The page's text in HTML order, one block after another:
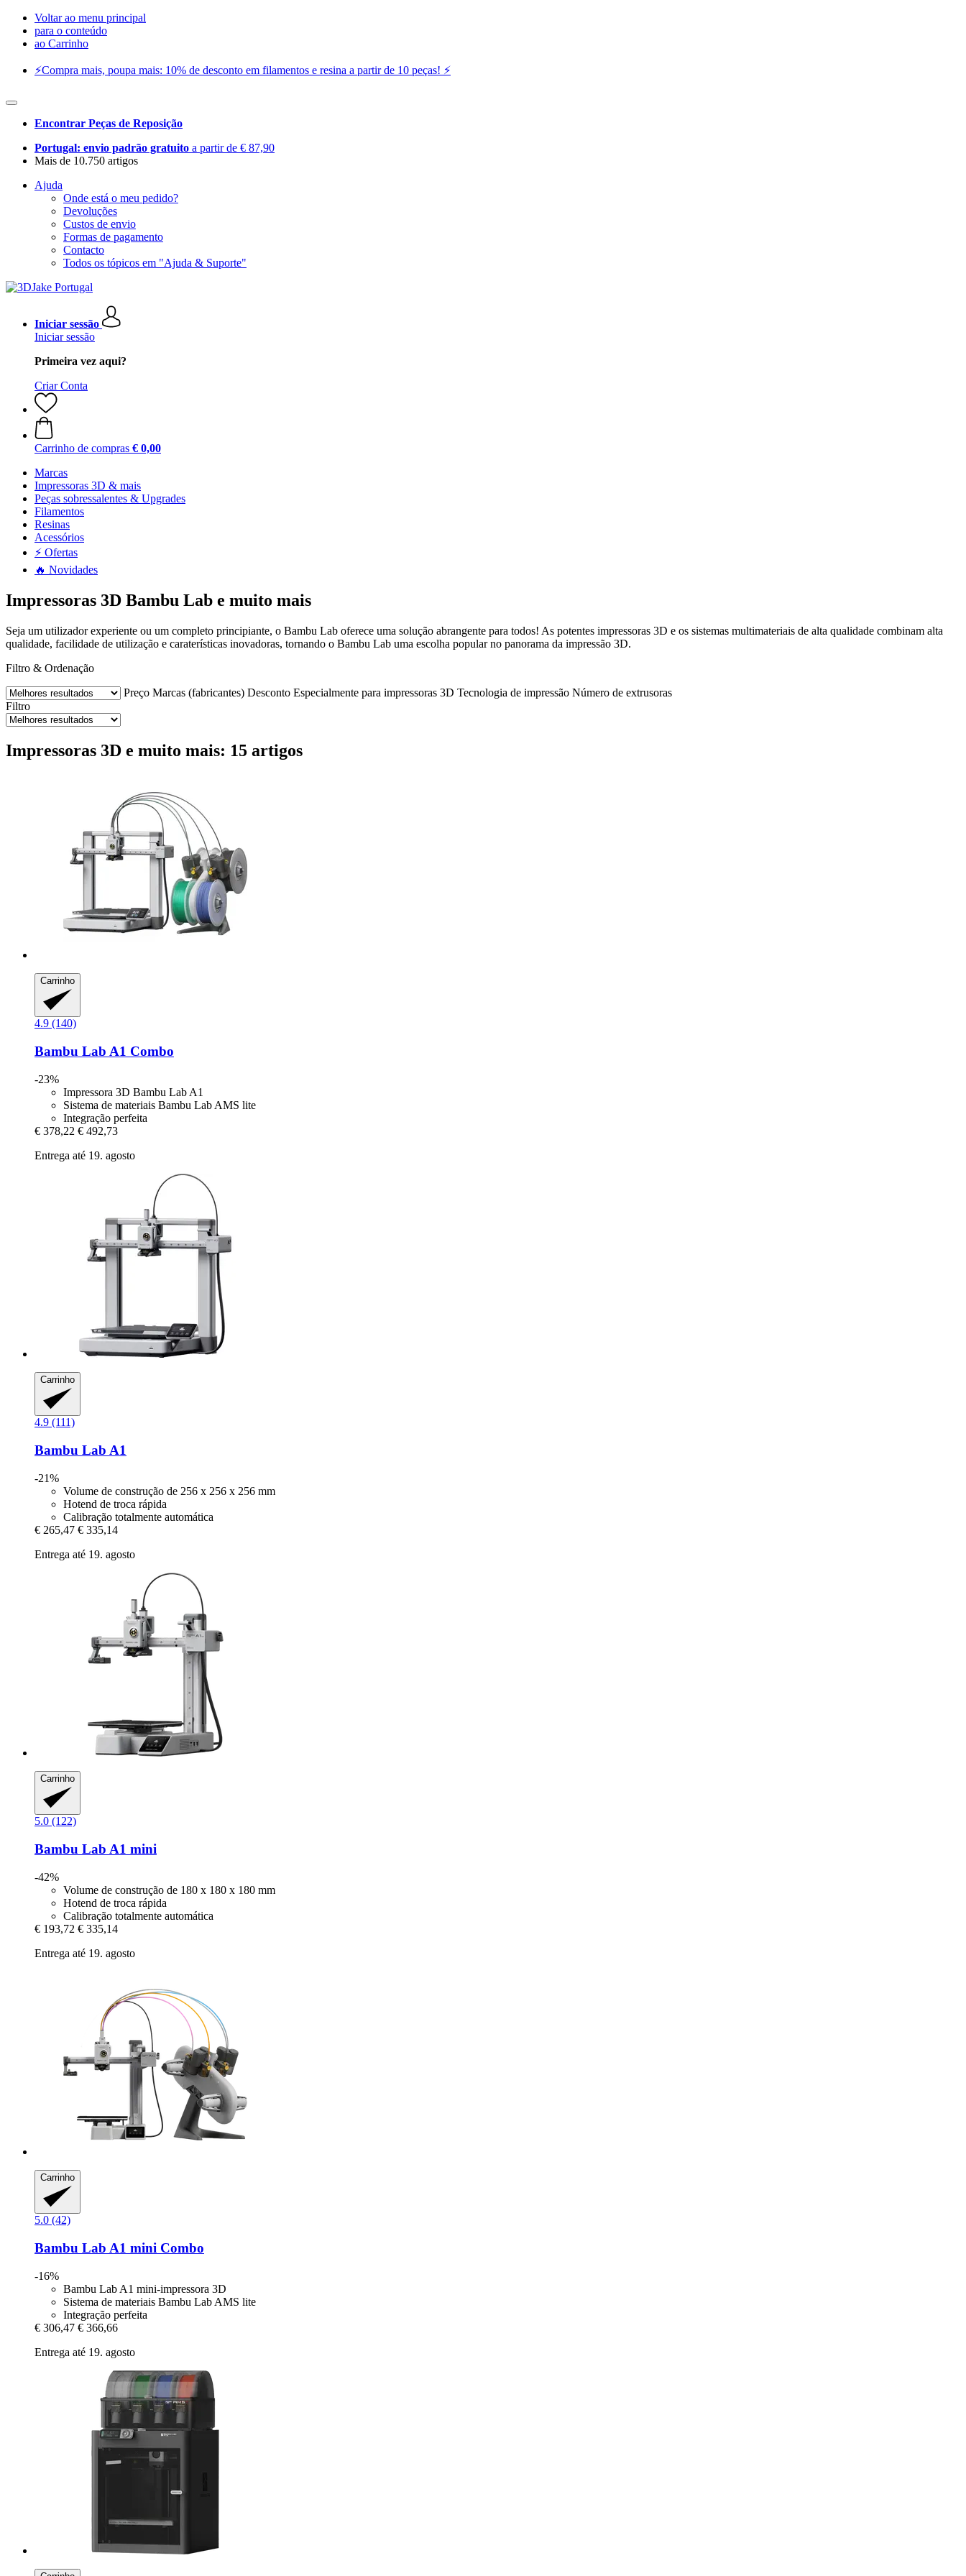
Voltar ao menu principal
para o conteúdo
ao Carrinho
⚡️Compra mais, poupa mais: 10% de desconto em filamentos e resina a partir de 10 peças! ⚡️
Encontrar Peças de Reposição
Portugal: envio padrão gratuito a partir de € 87,90
Mais de 10.750 artigos
Ajuda
Onde está o meu pedido?
Devoluções
Custos de envio
Formas de pagamento
Contacto
Todos os tópicos em "Ajuda & Suporte"
Iniciar sessão
Iniciar sessão
Primeira vez aqui?
Criar Conta
Carrinho de compras € 0,00
Marcas
Impressoras 3D & mais
Peças sobressalentes & Upgrades
Filamentos
Resinas
Acessórios
⚡ Ofertas
🔥 Novidades
Impressoras 3D Bambu Lab e muito mais
Seja um utilizador experiente ou um completo principiante, o Bambu Lab oferece uma solução abrangente para todos! As potentes impressoras 3D e os sistemas multimateriais de alta qualidade combinam alta
qualidade, facilidade de utilização e caraterísticas inovadoras, tornando o Bambu Lab uma escolha popular no panorama da impressão 3D.
Filtro & Ordenação
Preço Marcas (fabricantes) Desconto Especialmente para impressoras 3D Tecnologia de impressão Número de extrusoras
Filtro
Impressoras 3D e muito mais: 15 artigos
Carrinho
4.9 (140)
Bambu Lab A1 Combo
-23%
Impressora 3D Bambu Lab A1
Sistema de materiais Bambu Lab AMS lite
Integração perfeita
€ 378,22 € 492,73
Entrega até 19. agosto
Carrinho
4.9 (111)
Bambu Lab A1
-21%
Volume de construção de 256 x 256 x 256 mm
Hotend de troca rápida
Calibração totalmente automática
€ 265,47 € 335,14
Entrega até 19. agosto
Carrinho
5.0 (122)
Bambu Lab A1 mini
-42%
Volume de construção de 180 x 180 x 180 mm
Hotend de troca rápida
Calibração totalmente automática
€ 193,72 € 335,14
Entrega até 19. agosto
Carrinho
5.0 (42)
Bambu Lab A1 mini Combo
-16%
Bambu Lab A1 mini-impressora 3D
Sistema de materiais Bambu Lab AMS lite
Integração perfeita
€ 306,47 € 366,66
Entrega até 19. agosto